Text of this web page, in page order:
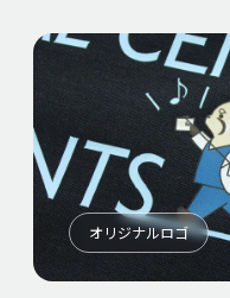
オリジナルロゴ